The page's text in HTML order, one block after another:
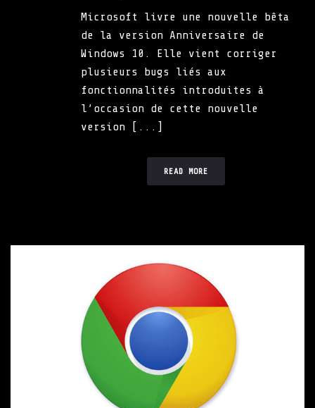
Microsoft livre une nouvelle bêta
de la version Anniversaire de
Windows 10. Elle vient corriger
plusieurs bugs liés aux
fonctionnalités introduites à
l’occasion de cette nouvelle
version [...]
READ MORE